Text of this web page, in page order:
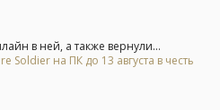
в ней, а также вернули...
Soldier на ПК до 13 августа в честь